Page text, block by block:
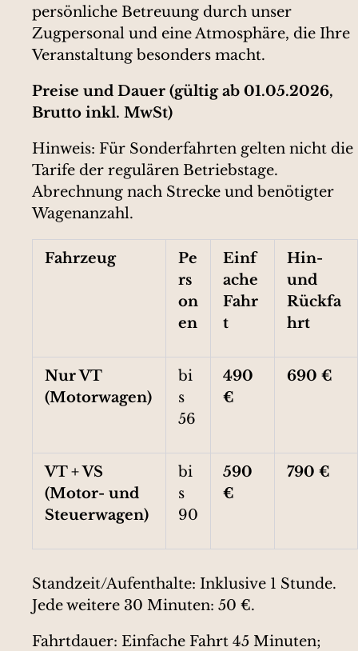
persönliche Betreuung durch unser
Zugpersonal und eine Atmosphäre, die Ihre
Veranstaltung besonders macht.
Preise und Dauer (gültig ab 01.05.2026,
Brutto inkl. MwSt)
Hinweis: Für Sonderfahrten gelten nicht die
Tarife der regulären Betriebstage.
Abrechnung nach Strecke und benötigter
Wagenanzahl.
Fahrzeug
Pe
rs
on
en
Einf
ache
Fahr
t
Hin-
und
Rückfa
hrt
Nur VT
(Motorwagen)
bi
s
56
490
€
690 €
VT + VS
(Motor- und
Steuerwagen)
bi
s
90
590
€
790 €
Standzeit/Aufenthalte: Inklusive 1 Stunde.
Jede weitere 30 Minuten: 50 €.
Fahrtdauer: Einfache Fahrt 45 Minuten;